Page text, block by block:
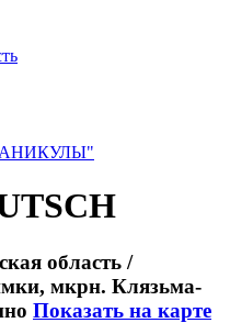
область /
мкрн. Клязьма-
Показать на карте